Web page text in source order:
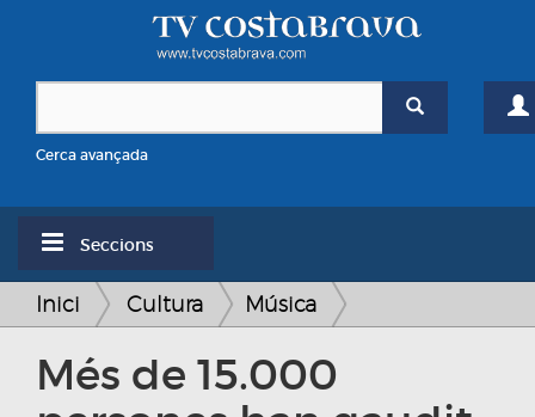
Cerca avançada
Seccions
Inici Cultura Música
Més de 15.000